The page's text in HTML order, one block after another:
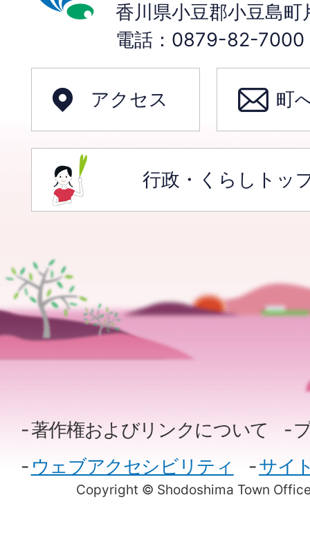
香川県小豆郡小豆島
電話：0879-82-7000
アクセス 町
行政・くらしトッ
Copyright © Shodoshima Town
著作権およびリンクについて
ウェブアクセシビリティ
サイ